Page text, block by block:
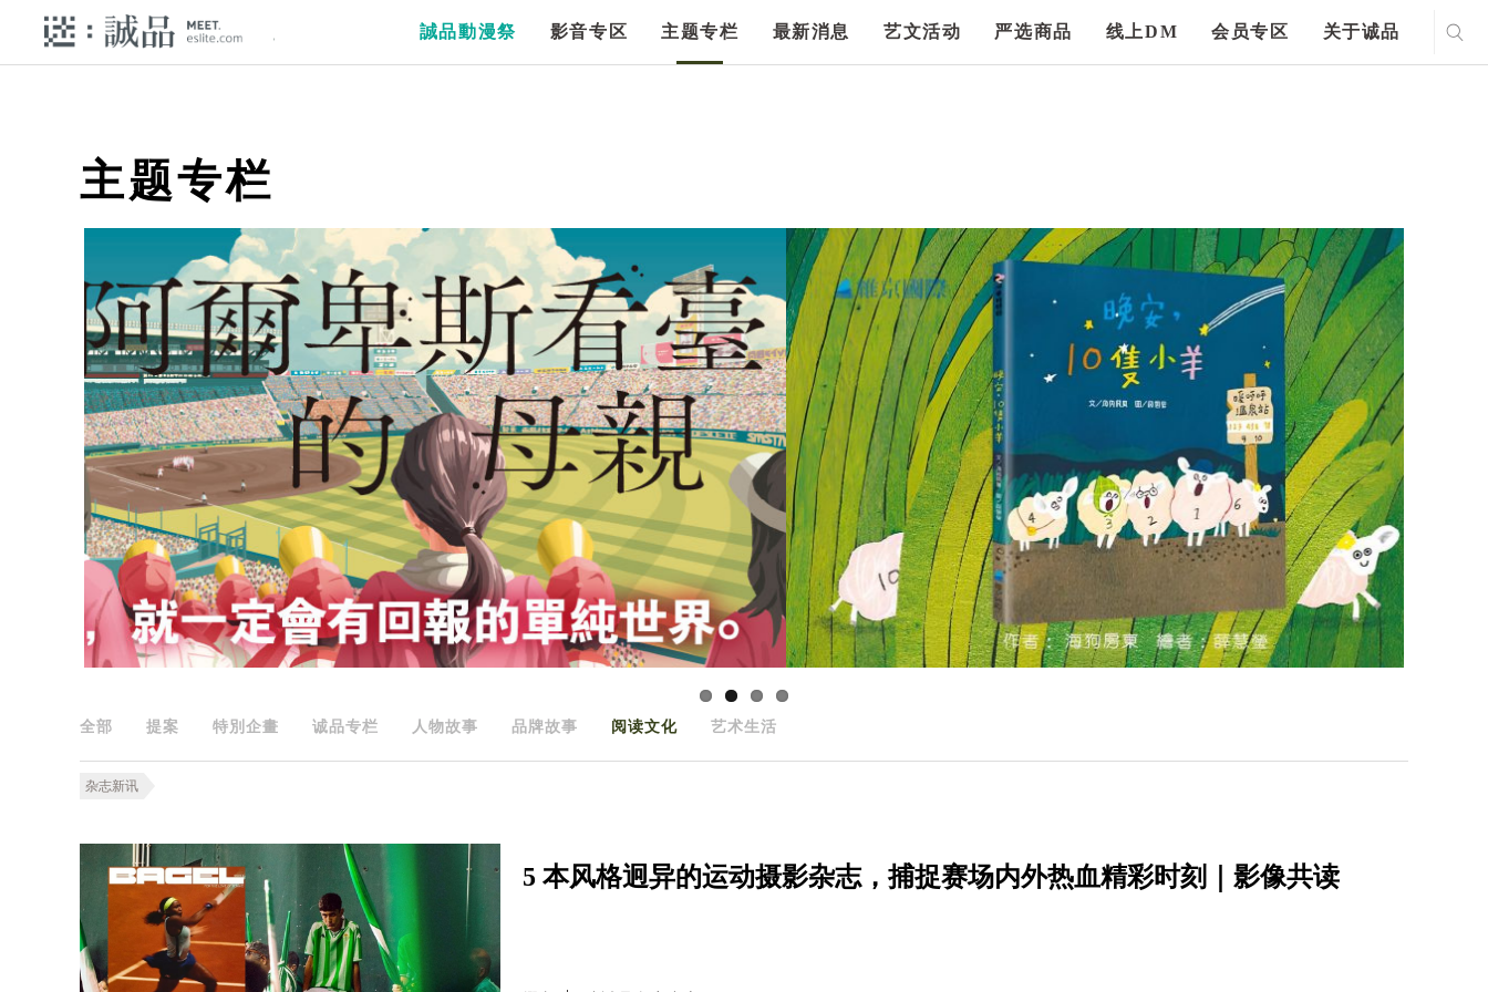
誠品動漫祭 影音专区 主题专栏 最新消息 艺文活动 严选商品 线上DM 会员专区 关于诚品
主题专栏
全部 提案 特別企畫 诚品专栏 人物故事 品牌故事 阅读文化 艺术生活
杂志新讯
5 本风格迥异的运动摄影杂志，捕捉赛场内外热血精彩时刻｜影像共读